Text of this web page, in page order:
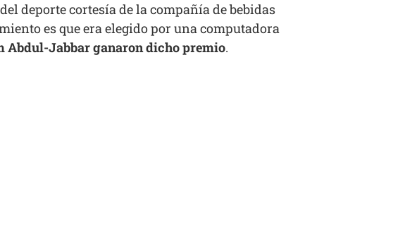
deporte cortesía de la compañía de bebidas
es que era elegido por una computadora
Abdul-Jabbar ganaron dicho premio.